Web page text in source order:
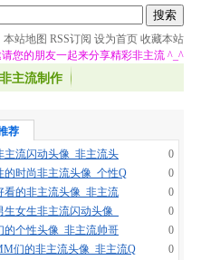
本站地图 RSS订阅 设为首页 收藏本站
您的朋友一起来分享精彩非主流 ^_^
非主流制作
荐
0
主流闪动头像_非主流头
0
的时尚非主流头像_个性Q
0
看的非主流头像_非主流
0
生女生非主流闪动头像_
0
的个性头像_非主流帅哥
0
们的非主流头像_非主流Q